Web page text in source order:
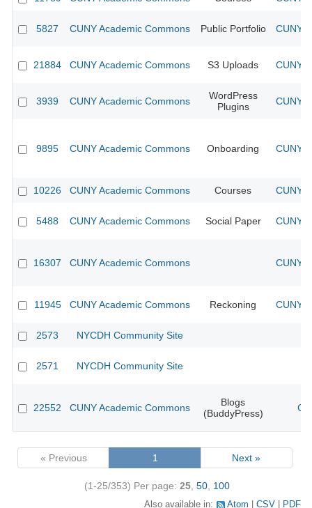
5827 CUNY Academic Commons Public Portfolio CUNY
21884 CUNY Academic Commons S3 Uploads CUNY
3939 CUNY Academic Commons
WordPress
Plugins
CUNY
9895 CUNY Academic Commons Onboarding CUNY
10226 CUNY Academic Commons Courses CUNY
5488 CUNY Academic Commons Social Paper CUNY
16307 CUNY Academic Commons CUNY
11945 CUNY Academic Commons Reckoning CUNY
2573 NYCDH Community Site
2571 NYCDH Community Site
22552 CUNY Academic Commons
Blogs
(BuddyPress)
« Previous 1 Next »
(1-25/353) Per page: 25 50 100
Also available in: Atom CSV PDF